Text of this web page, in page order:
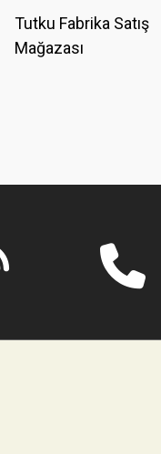
Tutku Fabrika Satış
Mağazası